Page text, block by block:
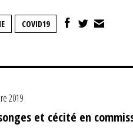
COVID19
2019
et cécité en